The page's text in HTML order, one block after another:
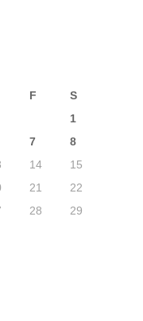
F
S
1
7
8
14
15
21
22
28
29